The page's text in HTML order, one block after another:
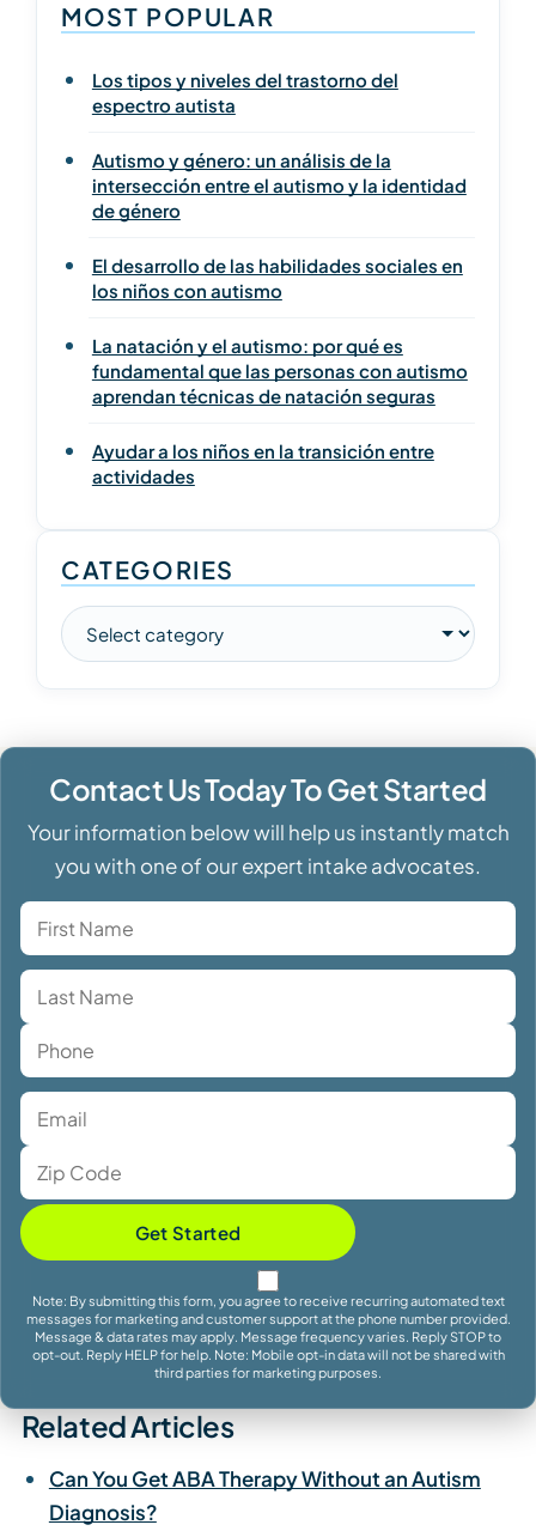
MOST POPULAR
Los tipos y niveles del trastorno del
espectro autista
Autismo y género: un análisis de la
intersección entre el autismo y la identidad
de género
El desarrollo de las habilidades sociales en
los niños con autismo
La natación y el autismo: por qué es
fundamental que las personas con autismo
aprendan técnicas de natación seguras
Ayudar a los niños en la transición entre
actividades
CATEGORIES
Contact Us Today To Get Started
Your information below will help us instantly match
you with one of our expert intake advocates.
Get Started
Note: By submitting this form, you agree to receive recurring automated text
messages for marketing and customer support at the phone number provided.
Message & data rates may apply. Message frequency varies. Reply STOP to
opt-out. Reply HELP for help. Note: Mobile opt-in data will not be shared with
third parties for marketing purposes.
Related Articles
Can You Get ABA Therapy Without an Autism
Diagnosis?